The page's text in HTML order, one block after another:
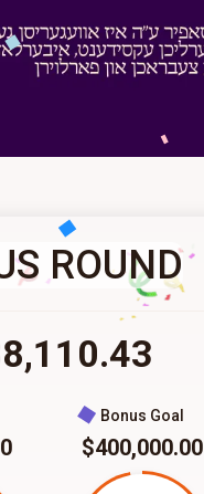
ROUND
Bonus Goal
$400,000.00